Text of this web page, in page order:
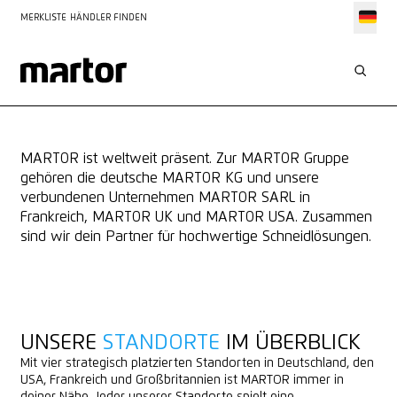
MERKLISTE HÄNDLER FINDEN
MARTOR ist weltweit präsent. Zur MARTOR Gruppe
gehören die deutsche MARTOR KG und unsere
verbundenen Unternehmen MARTOR SARL in
Frankreich, MARTOR UK und MARTOR USA. Zusammen
sind wir dein Partner für hochwertige Schneidlösungen.
UNSERE STANDORTE IM ÜBERBLICK
Mit vier strategisch platzierten Standorten in Deutschland, den
USA, Frankreich und Großbritannien ist MARTOR immer in